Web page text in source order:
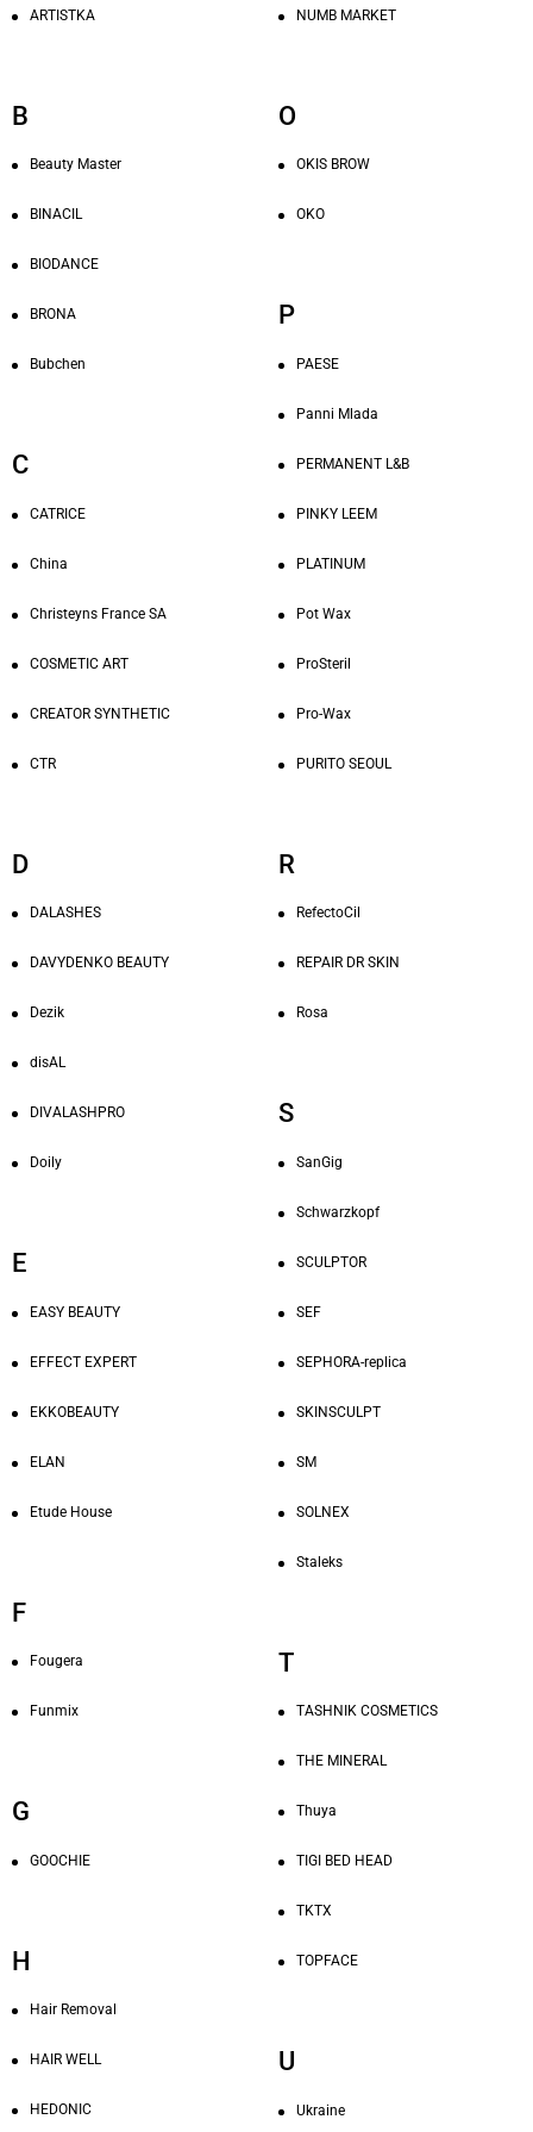
ARTISTKA
B
Beauty Master
BINACIL
BIODANCE
BRONA
Bubchen
C
CATRICE
China
Christeyns France SA
COSMETIC ART
CREATOR SYNTHETIC
CTR
D
DALASHES
DAVYDENKO BEAUTY
Dezik
disAL
DIVALASHPRO
Doily
E
EASY BEAUTY
EFFECT EXPERT
EKKOBEAUTY
ELAN
Etude House
F
Fougera
Funmix
G
GOOCHIE
H
Hair Removal
HAIR WELL
HEDONIC
NUMB MARKET
O
OKIS BROW
OKO
P
PAESE
Panni Mlada
PERMANENT L&B
PINKY LEEM
PLATINUM
Pot Wax
ProSteril
Pro-Wax
PURITO SEOUL
R
RefectoCil
REPAIR DR SKIN
Rosa
S
SanGig
Schwarzkopf
SCULPTOR
SEF
SEPHORA-replica
SKINSCULPT
SM
SOLNEX
Staleks
T
TASHNIK COSMETICS
THE MINERAL
Thuya
TIGI BED HEAD
TKTX
TOPFACE
U
Ukraine